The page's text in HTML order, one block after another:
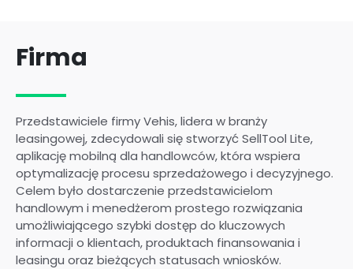
Firma
Przedstawiciele firmy Vehis, lidera w branży
leasingowej, zdecydowali się stworzyć SellTool Lite,
aplikację mobilną dla handlowców, która wspiera
optymalizację procesu sprzedażowego i decyzyjnego.
Celem było dostarczenie przedstawicielom
handlowym i menedżerom prostego rozwiązania
umożliwiającego szybki dostęp do kluczowych
informacji o klientach, produktach finansowania i
leasingu oraz bieżących statusach wniosków.